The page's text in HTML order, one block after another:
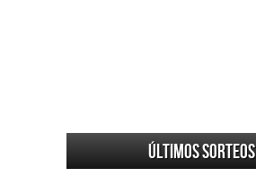
Últimos sorteos